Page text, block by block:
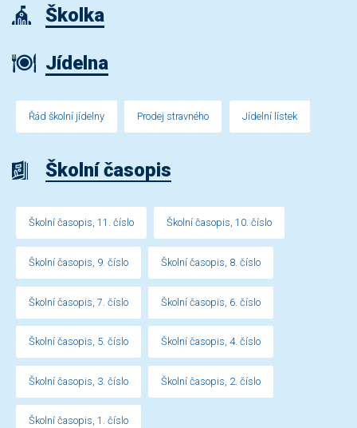
Školka
Jídelna
Řád školní jídelny Prodej stravného Jídelní lístek
Školní časopis
Školní časopis, 11. číslo Školní časopis, 10. číslo
Školní časopis, 9. číslo Školní časopis, 8. číslo
Školní časopis, 7. číslo Školní časopis, 6. číslo
Školní časopis, 5. číslo Školní časopis, 4. číslo
Školní časopis, 3. číslo Školní časopis, 2. číslo
Školní časopis, 1. číslo